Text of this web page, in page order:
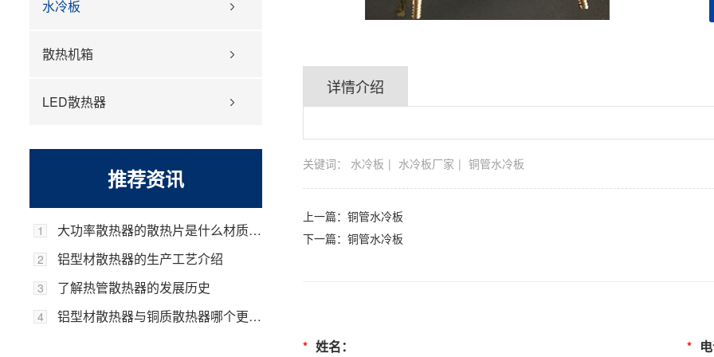
水冷板
散热机箱
LED散热器
推荐资讯
1 大功率散热器的散热片是什么材质的，它的优势是什么？
2 铝型材散热器的生产工艺介绍
3 了解热管散热器的发展历史
4 铝型材散热器与铜质散热器哪个更好？
详情介绍
关键词： 水冷板 水冷板厂家 铜管水冷板
上一篇： 铜管水冷板
下一篇： 铜管水冷板
* 姓名： * 电